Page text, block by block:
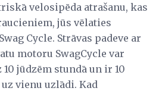
velosipēda atrašanu, kas
jūs vēlaties
Cycle. Strāvas padeve ar
motoru SwagCycle var
jūdzēm stundā un ir 10
vienu uzlādi. Kad